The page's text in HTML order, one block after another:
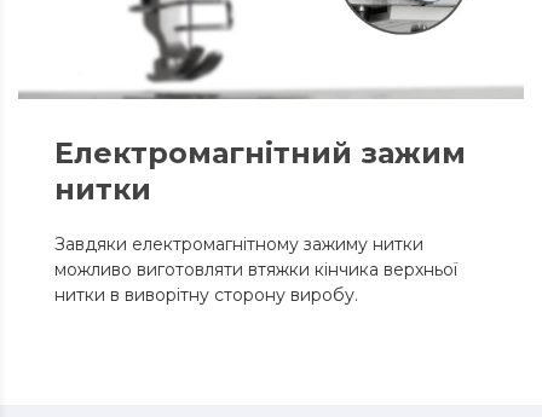
Електромагнітний зажим
нитки
Завдяки електромагнітному зажиму нитки
можливо виготовляти втяжки кінчика верхньої
нитки в виворітну сторону виробу.